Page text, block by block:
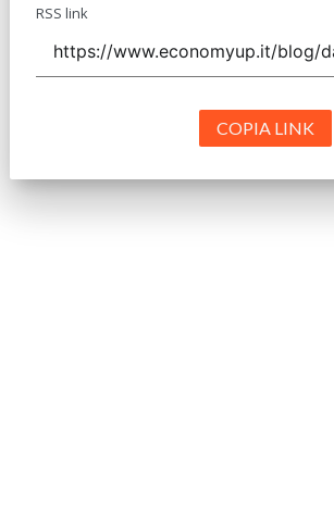
RSS link
COPIA LINK